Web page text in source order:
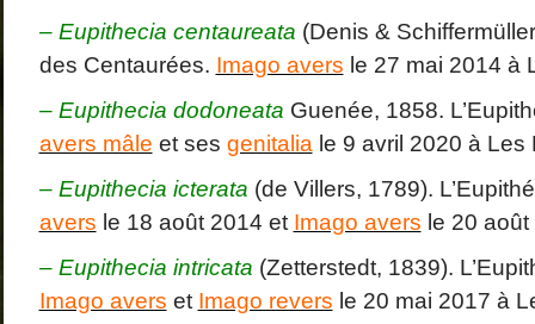
– Eupithecia centaureata (Denis &
des Centaurées. Imago avers le 27 mai 2014 à
– Eupithecia dodoneata Guenée, 1858.
avers mâle et ses genitalia le 9 avril 2020 à Les
– Eupithecia icterata (de Villers, 1789).
avers le 18 août 2014 et Imago avers le 20
– Eupithecia intricata (Zetterstedt, 1839).
Imago avers et Imago revers le 20 mai 2017 à